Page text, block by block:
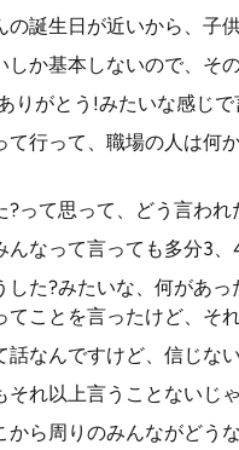
の誕生日が近いから、子
しか基本しないので、そ
りがとう!みたいな感じ
て行って、職場の人は何
?って思って、どう言わ
んなって言っても多分3、
した?みたいな、何があ
てことを言ったけど、そ
話なんですけど、信じない
それ以上言うことないじ
から周りのみんながどう